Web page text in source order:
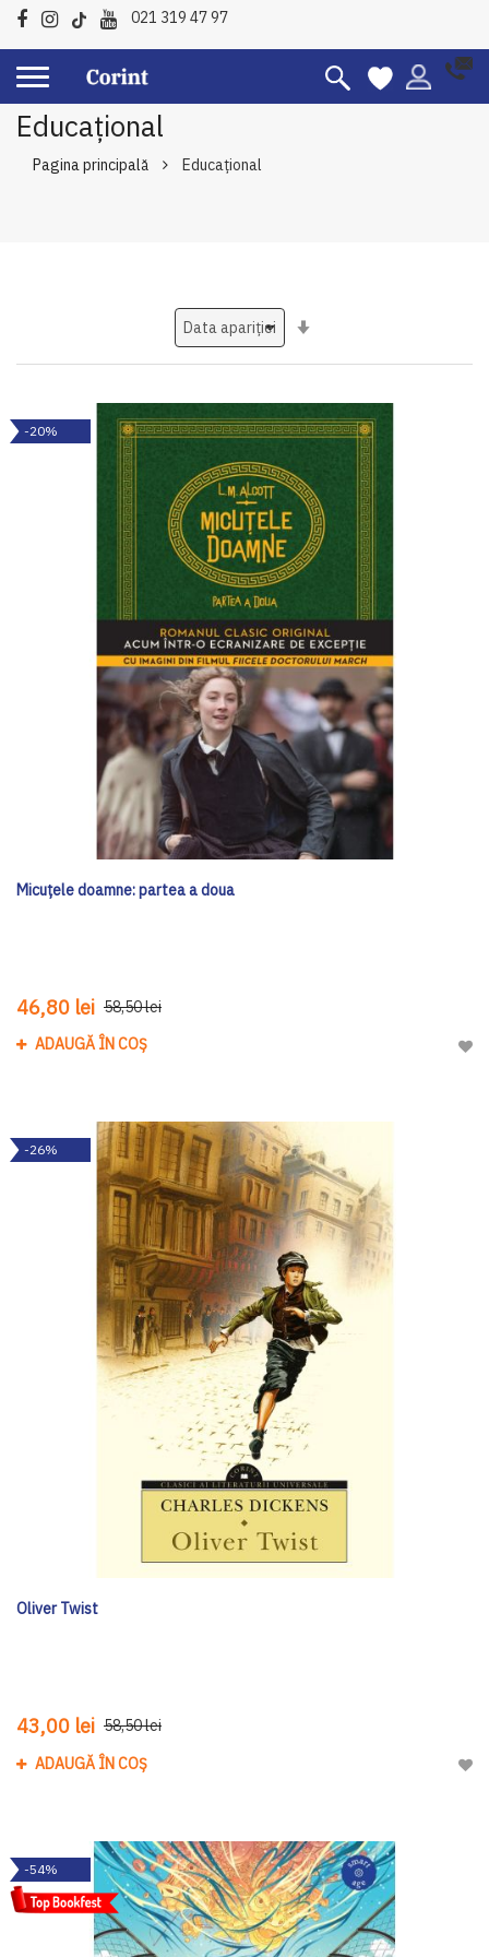
021 319 47 97
Educațional
Pagina principală Educațional
-20%
Micuțele doamne: partea a doua
46,80 lei 58,50 lei
ADAUGĂ ÎN COȘ
-26%
Oliver Twist
43,00 lei 58,50 lei
ADAUGĂ ÎN COȘ
-54%